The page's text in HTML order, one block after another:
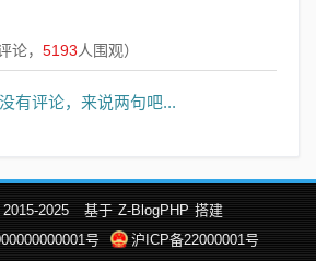
论，5193人围观）
有评论，来说两句吧...
2015-2025 基于 Z-BlogPHP 搭建
号
沪ICP备22000001号